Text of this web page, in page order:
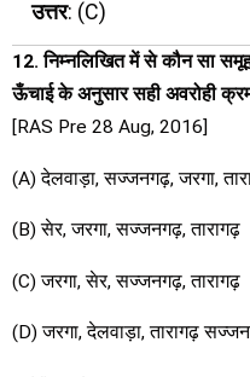
उत्तर: (C)
12. निम्नलिखित में से कौन सा
ऊँचाई के अनुसार सही अवरोही
[RAS Pre 28 Aug, 2016]
(A) देलवाड़ा, सज्जनगढ़, जरगा,
(B) सेर, जरगा, सज्जनगढ़, तारागढ़
(C) जरगा, सेर, सज्जनगढ़, तारागढ़
(D) जरगा, देलवाड़ा, तारागढ़